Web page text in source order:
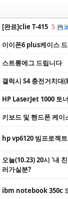
[완료]clie T-415 5
이이폰6 plus케이스
스트롱에그 드립니다
갤럭시 S4 충전거치대
HP LaserJet 1000 토
키보드 및 핸드폰 케이
hp vp6120 빔프로젝
오늘(10.23) 20시 '내
러가실분?
ibm notebook 350c